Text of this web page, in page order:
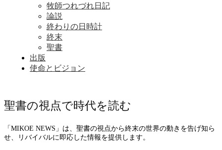
牧師つれづれ日記
論説
終わりの日時計
終末
聖書
出版
使命とビジョン
聖書の視点で時代を読む
「MIKOE NEWS」は、聖書の視点から終末の世界の動きを告げ知ら
せ、リバイバルに即応した情報を提供します。